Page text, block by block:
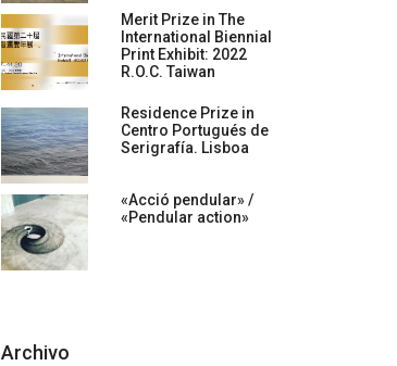
Merit Prize in The
International Biennial
Print Exhibit: 2022
R.O.C. Taiwan
Residence Prize in
Centro Portugués de
Serigrafía. Lisboa
«Acció pendular» /
«Pendular action»
Archivo